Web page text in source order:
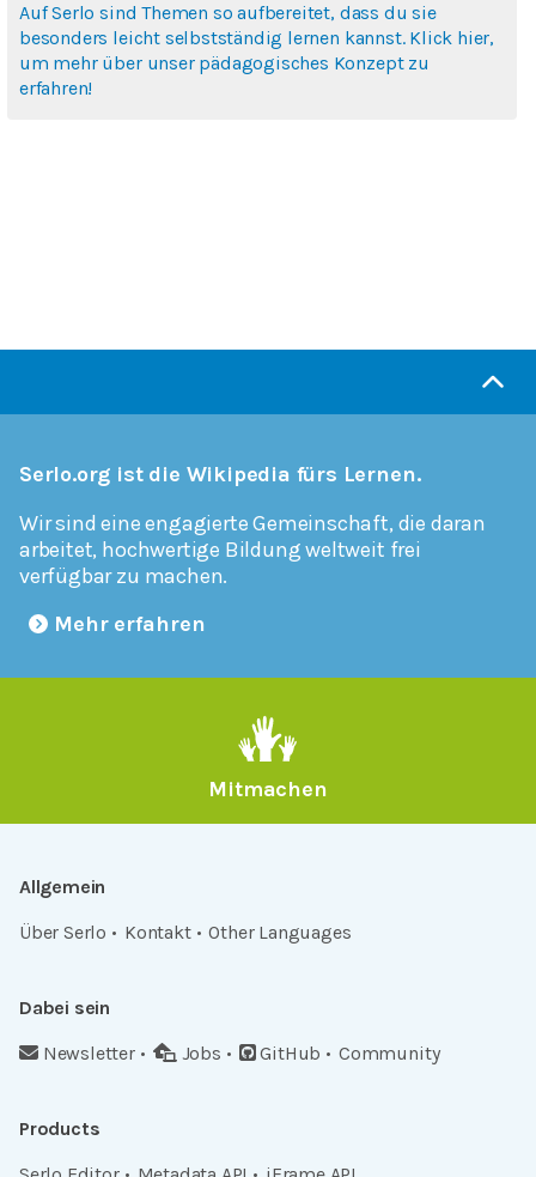
Auf Serlo sind Themen so aufbereitet, dass du sie
besonders leicht selbstständig lernen kannst. Klick hier,
um mehr über unser pädagogisches Konzept zu
erfahren!
Serlo.org ist die Wikipedia fürs Lernen.
Wir sind eine engagierte Gemeinschaft, die daran
arbeitet, hochwertige Bildung weltweit frei
verfügbar zu machen.
Mehr erfahren
Mitmachen
Allgemein
Über Serlo
Kontakt Other Languages
Dabei sein
Newsletter
Jobs GitHub Community
Products